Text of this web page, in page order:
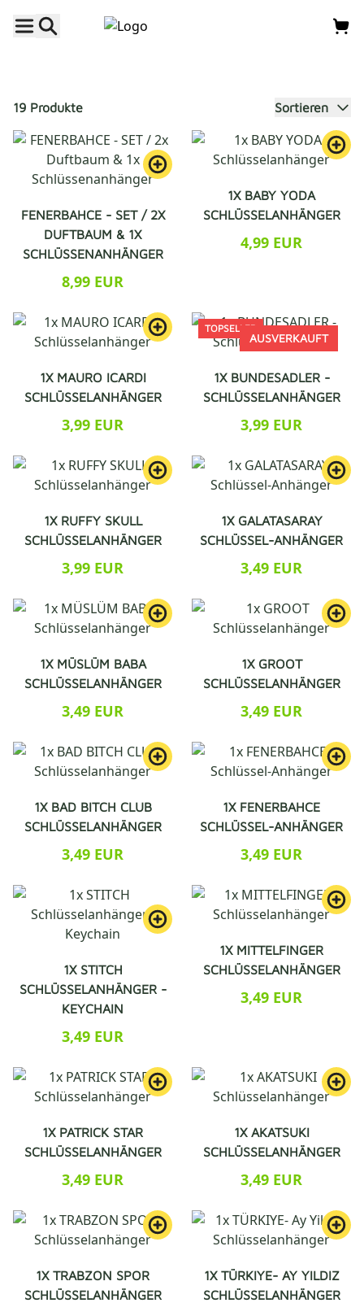
19 Produkte Sortieren
FENERBAHCE - SET / 2X
DUFTBAUM & 1X
SCHLÜSSENANHÄNGER
8,99 EUR
1X BABY YODA
SCHLÜSSELANHÄNGER
4,99 EUR
1X MAURO ICARDI
SCHLÜSSELANHÄNGER
3,99 EUR
TOPSELLER
AUSVERKAUFT
1X BUNDESADLER -
SCHLÜSSELANHÄNGER
3,99 EUR
1X RUFFY SKULL
SCHLÜSSELANHÄNGER
3,99 EUR
1X GALATASARAY
SCHLÜSSEL-ANHÄNGER
3,49 EUR
1X MÜSLÜM BABA
SCHLÜSSELANHÄNGER
3,49 EUR
1X GROOT
SCHLÜSSELANHÄNGER
3,49 EUR
1X BAD BITCH CLUB
SCHLÜSSELANHÄNGER
3,49 EUR
1X FENERBAHCE
SCHLÜSSEL-ANHÄNGER
3,49 EUR
1X STITCH
SCHLÜSSELANHÄNGER -
KEYCHAIN
3,49 EUR
1X MITTELFINGER
SCHLÜSSELANHÄNGER
3,49 EUR
1X PATRICK STAR
SCHLÜSSELANHÄNGER
3,49 EUR
1X AKATSUKI
SCHLÜSSELANHÄNGER
3,49 EUR
1X TRABZON SPOR
SCHLÜSSELANHÄNGER
1X TÜRKIYE- AY YILDIZ
SCHLÜSSELANHÄNGER